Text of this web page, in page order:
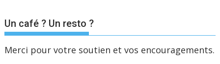
Un café ? Un resto ?
Merci pour votre soutien et vos encouragements.